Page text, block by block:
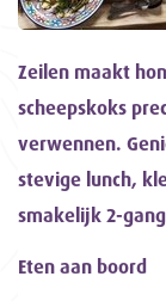
Zeilen maakt
scheepskoks
verwennen.
stevige lunch,
smakelijk 2-
Eten aan boord